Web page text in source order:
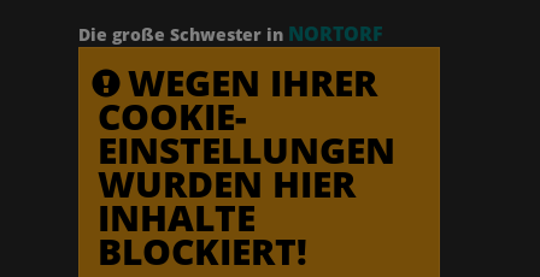
Die große Schwester in NORTORF
WEGEN IHRER
COOKIE-
EINSTELLUNGEN
WURDEN HIER
INHALTE
BLOCKIERT!